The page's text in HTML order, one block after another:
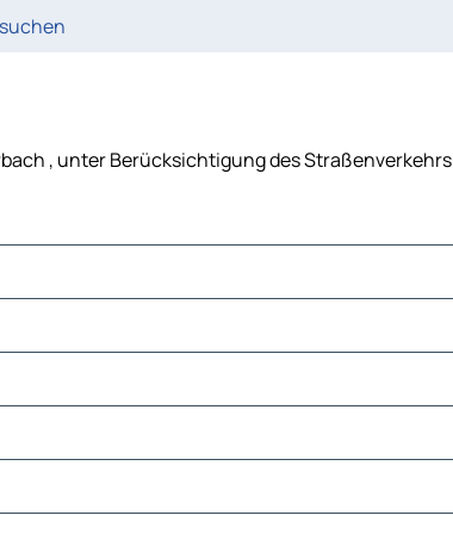
, unter Berücksichtigung des Straßenverkehrs